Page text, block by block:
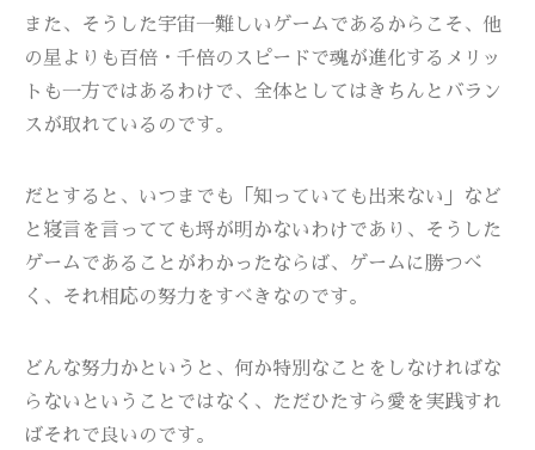
また、そうした宇宙一難しいゲームであるからこそ、他
の星よりも百倍・千倍のスピードで魂が進化するメリッ
トも一方ではあるわけで、全体としてはきちんとバラン
スが取れているのです。
だとすると、いつまでも「知っていても出来ない」など
と寝言を言ってても埒が明かないわけであり、そうした
ゲームであることがわかったならば、ゲームに勝つべ
く、それ相応の努力をすべきなのです。
どんな努力かというと、何か特別なことをしなければな
らないということではなく、ただひたすら愛を実践すれ
ばそれで良いのです。